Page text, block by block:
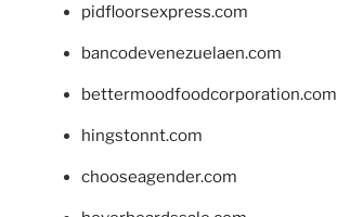
pidfloorsexpress.com
bancodevenezuelaen.com
bettermoodfoodcorporation.com
hingstonnt.com
chooseagender.com